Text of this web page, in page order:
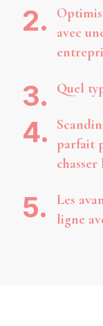
avec
Quel
parfait
Les
ligne